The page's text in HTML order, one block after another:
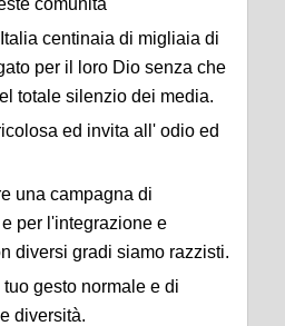
centinaia di migliaia di
per il loro Dio senza che
totale silenzio dei media.
ed invita all' odio ed
una campagna di
per l'integrazione e
diversi gradi siamo razzisti.
gesto normale e di
diversità.